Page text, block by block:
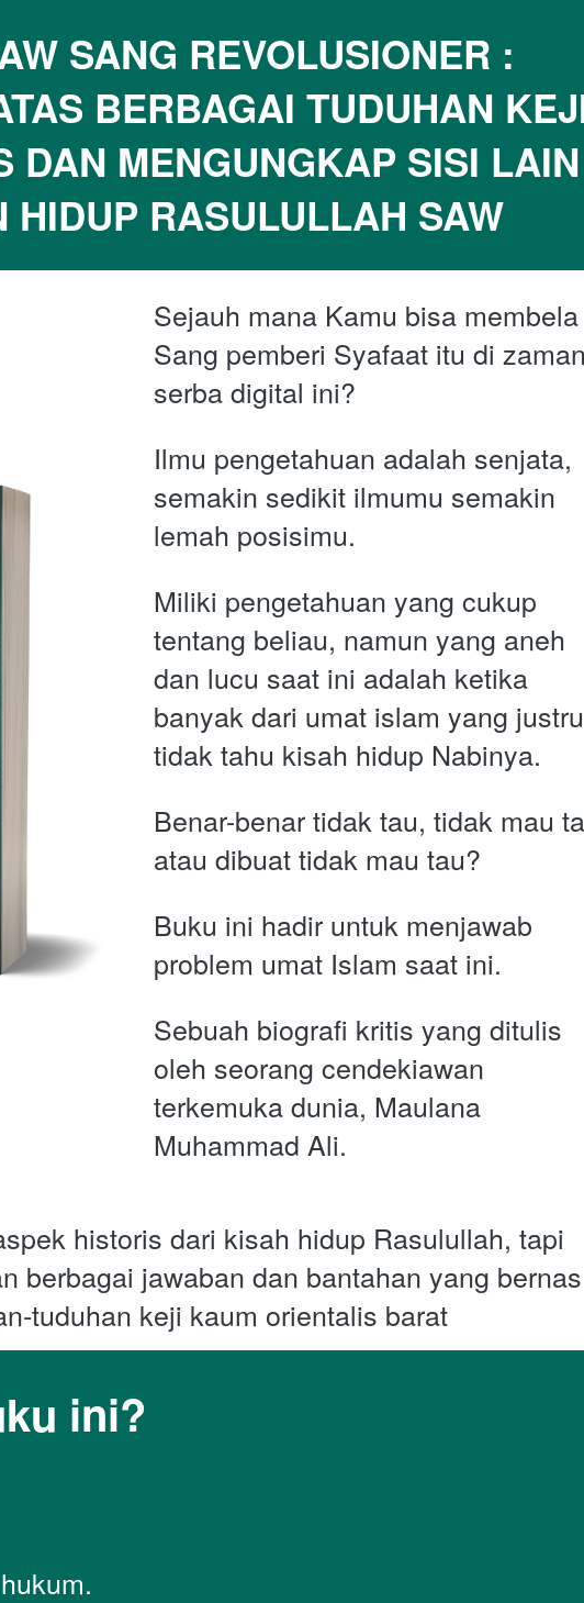
SANG REVOLUSIONER :
BERBAGAI TUDUHAN
DAN MENGUNGKAP SISI LAIN
HIDUP RASULULLAH SAW
Sejauh mana Kamu bisa membela
Sang pemberi Syafaat itu di zaman
serba digital ini?
Ilmu pengetahuan adalah senjata,
semakin sedikit ilmumu semakin
lemah posisimu.
Miliki pengetahuan yang cukup
tentang beliau, namun yang aneh
dan lucu saat ini adalah ketika
banyak dari umat islam yang justru
tidak tahu kisah hidup Nabinya.
Benar-benar tidak tau, tidak mau
atau dibuat tidak mau tau?
Buku ini hadir untuk menjawab
problem umat Islam saat ini.
Sebuah biografi kritis yang ditulis
oleh seorang cendekiawan
terkemuka dunia, Maulana
Muhammad Ali.
historis dari kisah hidup Rasulullah, tapi
berbagai jawaban dan bantahan yang bernas
tuduhan keji kaum orientalis barat
ini?